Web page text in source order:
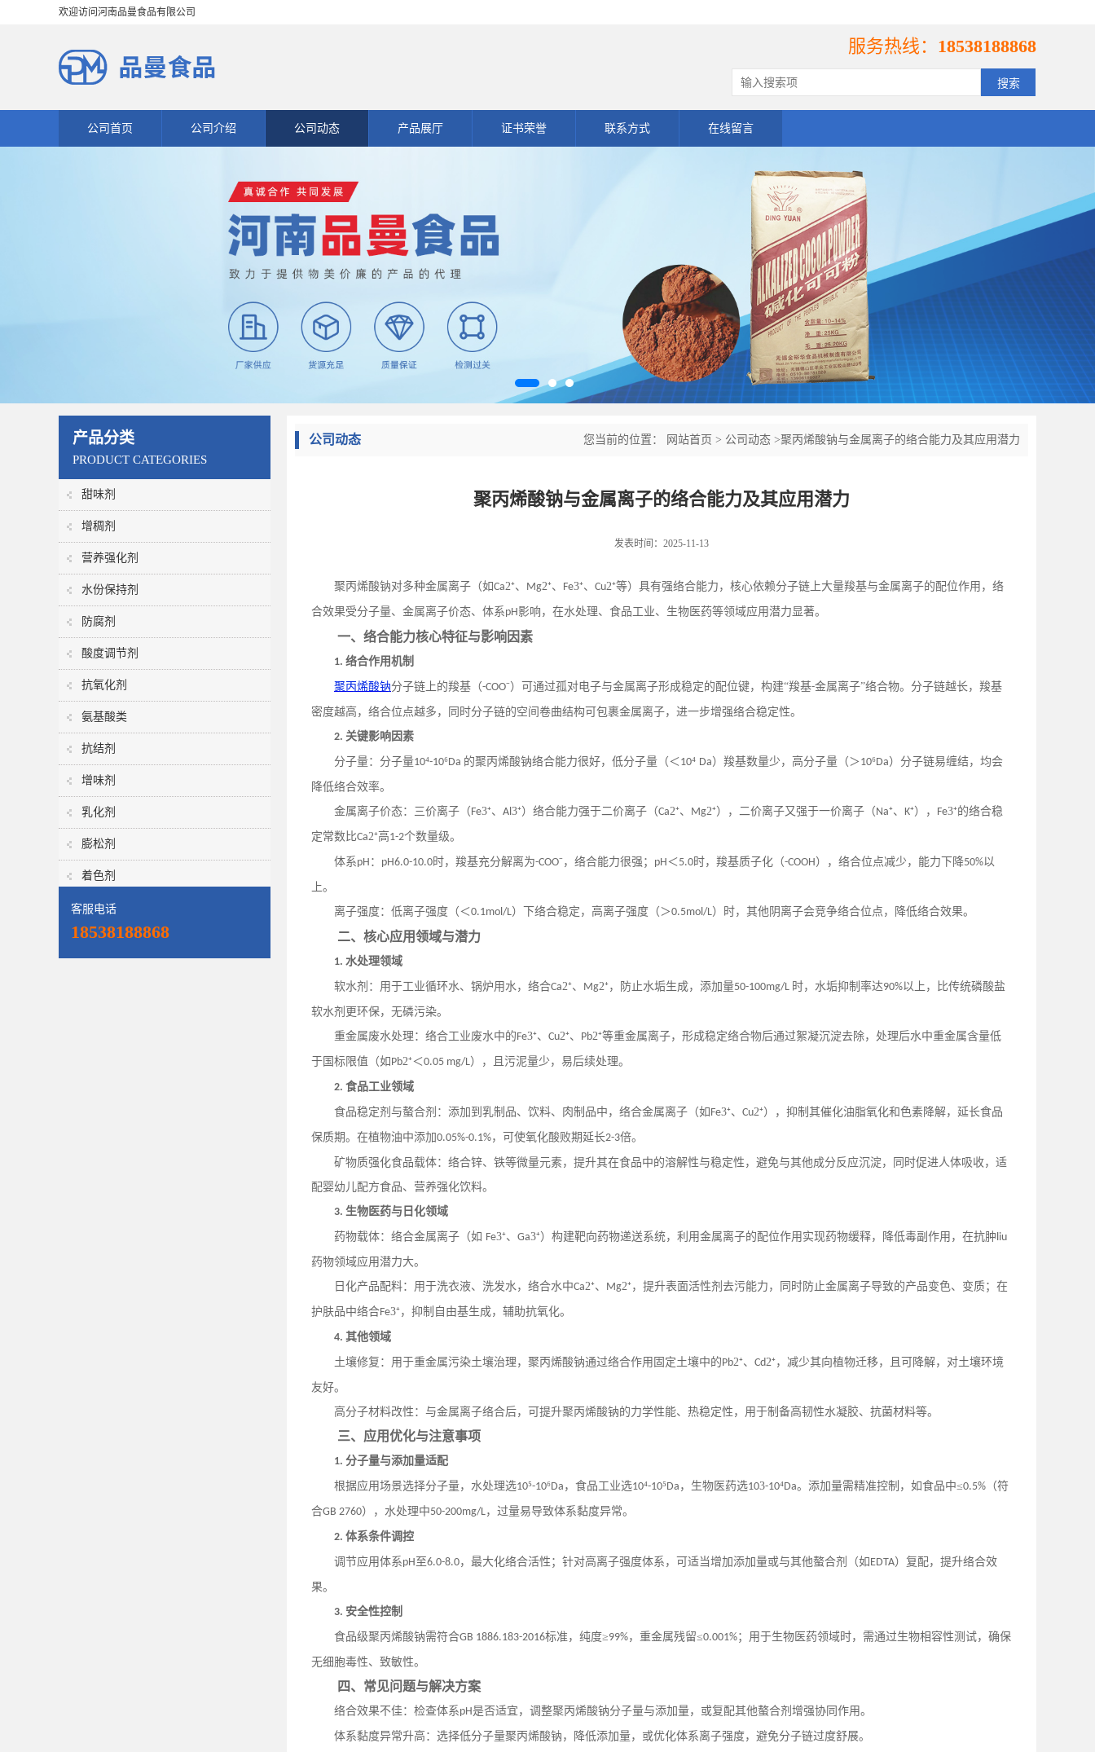
欢迎访问河南品曼食品有限公司
服务热线： 18538188868
公司首页 公司介绍 公司动态 产品展厅 证书荣誉 联系方式 在线留言
产品分类
PRODUCT CATEGORIES
甜味剂
增稠剂
营养强化剂
水份保持剂
防腐剂
酸度调节剂
抗氧化剂
氨基酸类
抗结剂
增味剂
乳化剂
膨松剂
着色剂
客服电话
18538188868
公司动态 您当前的位置： 网站首页 > 公司动态 >聚丙烯酸钠与金属离子的络合能力及其应用潜力
聚丙烯酸钠与金属离子的络合能力及其应用潜力
发表时间：2025-11-13
聚丙烯酸钠对多种金属离子（如Ca2⁺、 Mg2⁺、 Fe3⁺、 Cu2⁺等）具有强络合能力，核心依赖分子链上大量羧基与金属离子的配位作用，络
合效果受分子量、金属离子价态、体系pH影响，在水处理、食品工业、生物医药等领域应用潜力显著。
一、络合能力核心特征与影响因素
1. 络合作用机制
聚丙烯酸钠分子链上的羧基（-COO⁻）可通过孤对电子与金属离子形成稳定的配位键，构建“羧基-金属离子”络合物。分子链越长，羧基
密度越高，络合位点越多，同时分子链的空间卷曲结构可包裹金属离子，进一步增强络合稳定性。
2. 关键影响因素
分子量：分子量10⁴-10⁶Da 的聚丙烯酸钠络合能力很好，低分子量（＜10⁴ Da）羧基数量少，高分子量（＞10⁶Da）分子链易缠结，均会
降低络合效率。
金属离子价态：三价离子（Fe3⁺、 Al3⁺）络合能力强于二价离子（Ca2⁺、 Mg2⁺），二价离子又强于一价离子（Na⁺、 K⁺）， Fe3⁺的络合稳
定常数比Ca2⁺高1-2个数量级。
体系pH ： pH6.0-10.0时，羧基充分解离为-COO⁻，络合能力很强； pH＜5.0时，羧基质子化（-COOH），络合位点减少，能力下降50%以
上。
离子强度：低离子强度（＜0.1mol/L）下络合稳定，高离子强度（＞0.5mol/L）时，其他阴离子会竞争络合位点，降低络合效果。
二、核心应用领域与潜力
1. 水处理领域
软水剂：用于工业循环水、锅炉用水，络合Ca2⁺、 Mg2⁺，防止水垢生成，添加量50-100mg/L 时，水垢抑制率达90%以上，比传统磷酸盐
软水剂更环保，无磷污染。
重金属废水处理：络合工业废水中的Fe3⁺、 Cu2⁺、 Pb2⁺等重金属离子，形成稳定络合物后通过絮凝沉淀去除，处理后水中重金属含量低
于国标限值（如 Pb2⁺＜0.05 mg/L），且污泥量少，易后续处理。
2. 食品工业领域
食品稳定剂与螯合剂：添加到乳制品、饮料、肉制品中，络合金属离子（如 Fe3⁺、 Cu2⁺），抑制其催化油脂氧化和色素降解，延长食品
保质期。在植物油中添加0.05%-0.1%，可使氧化酸败期延长2-3倍。
矿物质强化食品载体：络合锌、铁等微量元素，提升其在食品中的溶解性与稳定性，避免与其他成分反应沉淀，同时促进人体吸收，适
配婴幼儿配方食品、营养强化饮料。
3. 生物医药与日化领域
药物载体：络合金属离子（如 Fe3⁺、 Ga3⁺）构建靶向药物递送系统，利用金属离子的配位作用实现药物缓释，降低毒副作用，在抗肿liu
药物领域应用潜力大。
日化产品配料：用于洗衣液、洗发水，络合水中Ca2⁺、 Mg2⁺，提升表面活性剂去污能力，同时防止金属离子导致的产品变色、变质；在
护肤品中络合Fe3⁺，抑制自由基生成，辅助抗氧化。
4. 其他领域
土壤修复：用于重金属污染土壤治理，聚丙烯酸钠通过络合作用固定土壤中的Pb2⁺、 Cd2⁺，减少其向植物迁移，且可降解，对土壤环境
友好。
高分子材料改性：与金属离子络合后，可提升聚丙烯酸钠的力学性能、热稳定性，用于制备高韧性水凝胶、抗菌材料等。
三、应用优化与注意事项
1. 分子量与添加量适配
根据应用场景选择分子量，水处理选10⁵-10⁶Da ，食品工业选10⁴-10⁵Da ，生物医药选103-10⁴Da。添加量需精准控制，如食品中≤0.5% （符
合GB 2760），水处理中50-200mg/L，过量易导致体系黏度异常。
2. 体系条件调控
调节应用体系pH至6.0-8.0，最大化络合活性；针对高离子强度体系，可适当增加添加量或与其他螯合剂（如 EDTA）复配，提升络合效
果。
3. 安全性控制
食品级聚丙烯酸钠需符合GB 1886.183-2016标准，纯度≥99%，重金属残留≤0.001%；用于生物医药领域时，需通过生物相容性测试，确保
无细胞毒性、致敏性。
四、常见问题与解决方案
络合效果不佳：检查体系pH是否适宜，调整聚丙烯酸钠分子量与添加量，或复配其他螯合剂增强协同作用。
体系黏度异常升高：选择低分子量聚丙烯酸钠，降低添加量，或优化体系离子强度，避免分子链过度舒展。